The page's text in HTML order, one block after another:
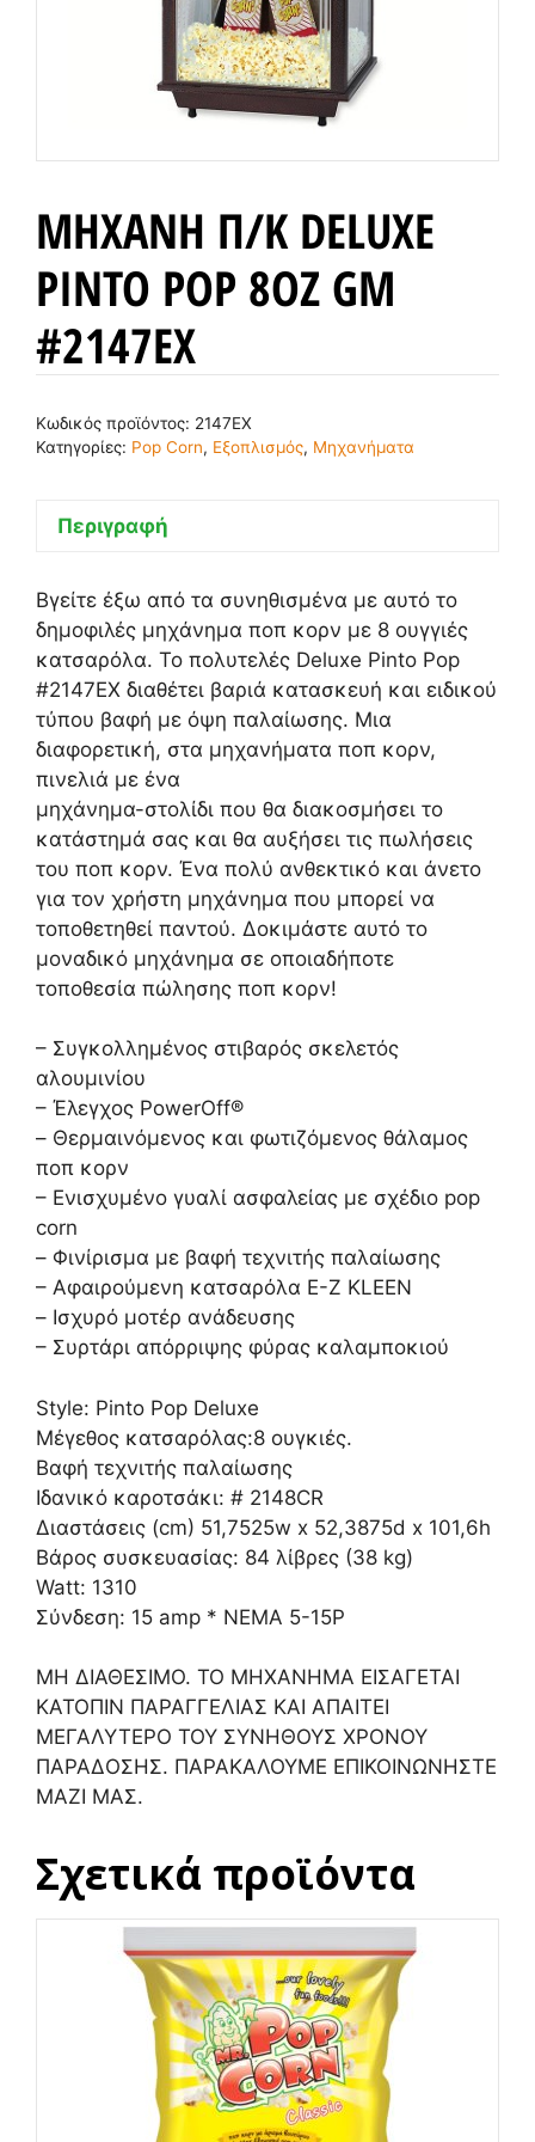
ΜΗΧΑΝΗ Π/Κ DELUXE
PINTO POP 8OZ GM
#2147EX
Κωδικός προϊόντος: 2147ΕΧ
Κατηγορίες: Pop Corn, Εξοπλισμός, Μηχανήματα
Περιγραφή
Βγείτε έξω από τα συνηθισμένα με αυτό το
δημοφιλές μηχάνημα ποπ κορν με 8 ουγγιές
κατσαρόλα. Το πολυτελές Deluxe Pinto Pop
#2147ΕΧ διαθέτει βαριά κατασκευή και ειδικού
τύπου βαφή με όψη παλαίωσης. Μια
διαφορετική, στα μηχανήματα ποπ κορν,
πινελιά με ένα
μηχάνημα-στολίδι που θα διακοσμήσει το
κατάστημά σας και θα αυξήσει τις πωλήσεις
του ποπ κορν. Ένα πολύ ανθεκτικό και άνετο
για τον χρήστη μηχάνημα που μπορεί να
τοποθετηθεί παντού. Δοκιμάστε αυτό το
μοναδικό μηχάνημα σε οποιαδήποτε
τοποθεσία πώλησης ποπ κορν!
– Συγκολλημένος στιβαρός σκελετός
αλουμινίου
– Έλεγχος PowerOff®
– Θερμαινόμενος και φωτιζόμενος θάλαμος
ποπ κορν
– Ενισχυμένο γυαλί ασφαλείας με σχέδιο pop
corn
– Φινίρισμα με βαφή τεχνιτής παλαίωσης
– Αφαιρούμενη κατσαρόλα E-Z KLEEN
– Ισχυρό μοτέρ ανάδευσης
– Συρτάρι απόρριψης φύρας καλαμποκιού
Style: Pinto Pop Deluxe
Μέγεθος κατσαρόλας:8 ουγκιές.
Βαφή τεχνιτής παλαίωσης
Ιδανικό καροτσάκι: # 2148CR
Διαστάσεις (cm) 51,7525w x 52,3875d x 101,6h
Βάρος συσκευασίας: 84 λίβρες (38 kg)
Watt: 1310
Σύνδεση: 15 amp * NEMA 5-15P
ΜΗ ΔΙΑΘΕΣΙΜΟ. ΤΟ ΜΗΧΑΝΗΜΑ ΕΙΣΑΓΕΤΑΙ
ΚΑΤΟΠΙΝ ΠΑΡΑΓΓΕΛΙΑΣ ΚΑΙ ΑΠΑΙΤΕΙ
ΜΕΓΑΛΥΤΕΡΟ ΤΟΥ ΣΥΝΗΘΟΥΣ ΧΡΟΝΟΥ
ΠΑΡΑΔΟΣΗΣ. ΠΑΡΑΚΑΛΟΥΜΕ ΕΠΙΚΟΙΝΩΝΗΣΤΕ
ΜΑΖΙ ΜΑΣ.
Σχετικά προϊόντα